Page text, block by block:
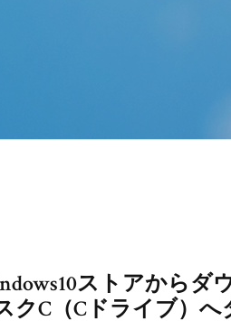
ストアからダ
クC（Cドライブ）